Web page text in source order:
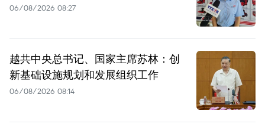
06/08/2026 08:27
越共中央总书记、国家主席苏林：创
新基础设施规划和发展组织工作
06/08/2026 08:14